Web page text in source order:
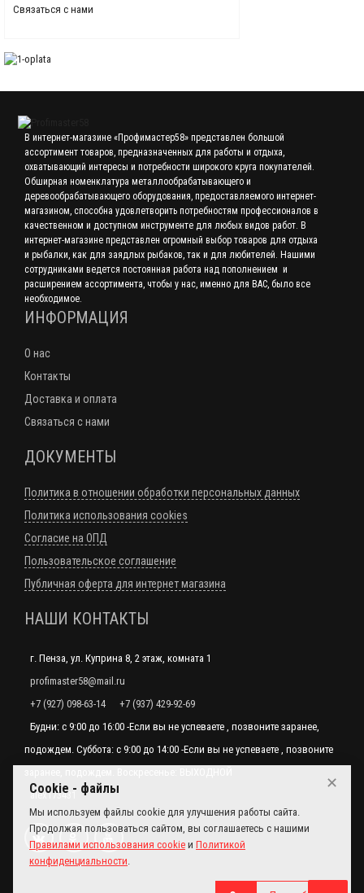
Связаться с нами
В интернет-магазине «Профимастер58» представлен большой
ассортимент товаров, предназначенных для работы и отдыха,
охватывающий интересы и потребности широкого круга покупателей.
Обширная номенклатура металлообрабатывающего и
деревообрабатывающего оборудования, предоставляемого интернет-
магазином, способна удовлетворить потребностям профессионалов в
качественном и доступном инструменте для любых видов работ. В
интернет-магазине представлен огромный выбор товаров для отдыха
и рыбалки, как для заядлых рыбаков, так и для любителей. Нашими
сотрудниками ведется постоянная работа над пополнением и
расширением ассортимента, чтобы у нас, именно для ВАС, было все
необходимое.
ИНФОРМАЦИЯ
О нас
Контакты
Доставка и оплата
Связаться с нами
ДОКУМЕНТЫ
Политика в отношении обработки персональных данных
Политика использования cookies
Согласие на ОПД
Пользовательское соглашение
Публичная оферта для интернет магазина
НАШИ КОНТАКТЫ
г. Пенза, ул. Куприна 8, 2 этаж, комната 1
profimaster58@mail.ru
+7 (927) 098-63-14
+7 (937) 429-92-69
Будни: с 9:00 до 16:00 -Если вы не успеваете , позвоните заранее,
подождем. Суббота: с 9:00 до 14:00 -Если вы не успеваете , позвоните
alex173431
✕
Cookie - файлы
Мы используем файлы cookie для улучшения работы сайта.
Продолжая пользоваться сайтом, вы соглашаетесь с нашими
Правилами использования cookie и Политикой
конфиденциальности.